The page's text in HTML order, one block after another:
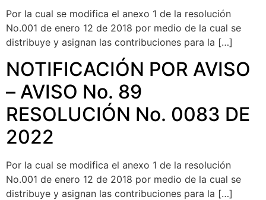
Por la cual se modifica el anexo 1 de la resolución
No.001 de enero 12 de 2018 por medio de la cual se
distribuye y asignan las contribuciones para la […]
NOTIFICACIÓN POR AVISO
– AVISO No. 89
RESOLUCIÓN No. 0083 DE
2022
Por la cual se modifica el anexo 1 de la resolución
No.001 de enero 12 de 2018 por medio de la cual se
distribuye y asignan las contribuciones para la […]